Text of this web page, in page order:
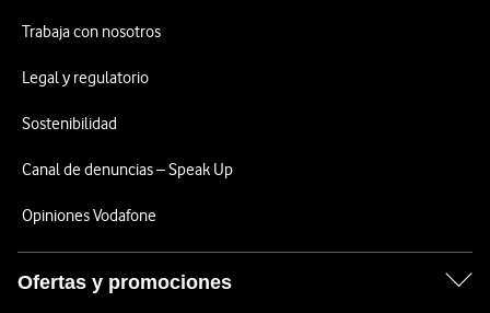
Trabaja con nosotros
Legal y regulatorio
Sostenibilidad
Canal de denuncias – Speak Up
Opiniones Vodafone
Ofertas y promociones